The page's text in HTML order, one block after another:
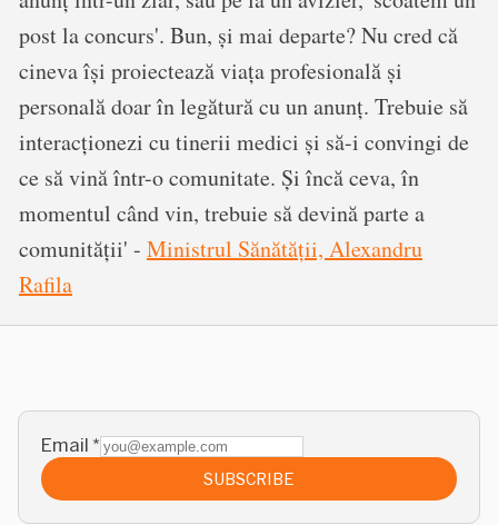
post la concurs'. Bun, și mai departe? Nu cred că
cineva își proiectează viața profesională și
personală doar în legătură cu un anunț. Trebuie să
interacționezi cu tinerii medici și să-i convingi de
ce să vină într-o comunitate. Și încă ceva, în
momentul când vin, trebuie să devină parte a
comunității' - Ministrul Sănătății, Alexandru
Rafila
Email *
SUBSCRIBE